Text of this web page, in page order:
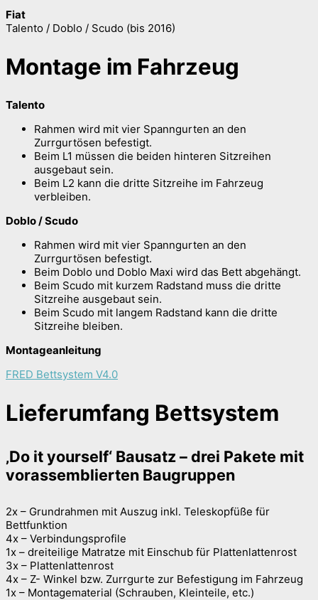
Fiat
Talento / Doblo / Scudo (bis 2016)
Montage im Fahrzeug
Talento
Rahmen wird mit vier Spanngurten an den
Zurrgurtösen befestigt.
Beim L1 müssen die beiden hinteren Sitzreihen
ausgebaut sein.
Beim L2 kann die dritte Sitzreihe im Fahrzeug
verbleiben.
Doblo / Scudo
Rahmen wird mit vier Spanngurten an den
Zurrgurtösen befestigt.
Beim Doblo und Doblo Maxi wird das Bett abgehängt.
Beim Scudo mit kurzem Radstand muss die dritte
Sitzreihe ausgebaut sein.
Beim Scudo mit langem Radstand kann die dritte
Sitzreihe bleiben.
Montageanleitung
FRED Bettsystem V4.0
Lieferumfang Bettsystem
‚Do it yourself‘ Bausatz – drei Pakete mit
vorassemblierten Baugruppen
2x – Grundrahmen mit Auszug inkl. Teleskopfüße für
Bettfunktion
4x – Verbindungsprofile
1x – dreiteilige Matratze mit Einschub für Plattenlattenrost
3x – Plattenlattenrost
4x – Z- Winkel bzw. Zurrgurte zur Befestigung im Fahrzeug
1x – Montagematerial (Schrauben, Kleinteile, etc.)